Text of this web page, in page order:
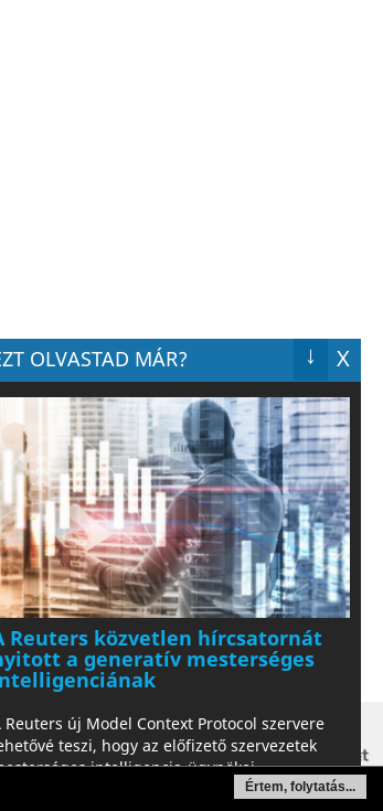
Értem, folytatás...
OLVASTAD MÁR? X
↓
Reuters közvetlen hírcsatornát
a generatív mesterséges
Reuters új Model Context Protocol szervere
teszi, hogy az előfizető szervezetek
intelligencia-ügynökei
közvetlenül keressenek, válogassan...